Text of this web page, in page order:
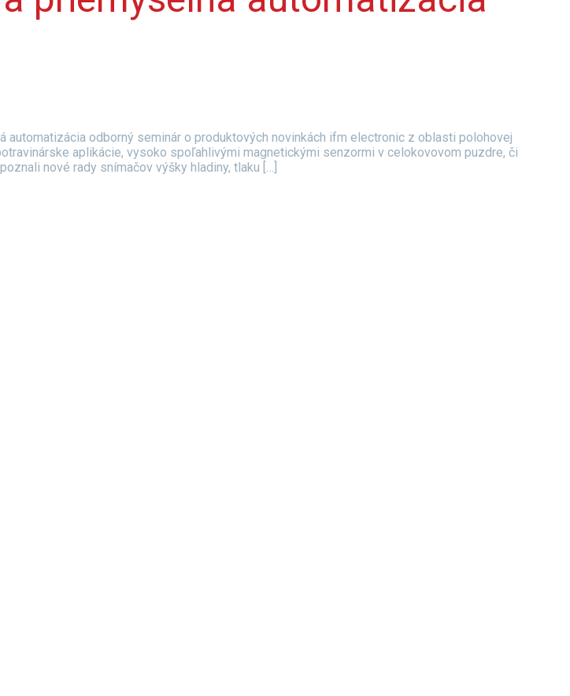
odborný seminár o produktových novinkách ifm electronic z oblasti polohovej
aplikácie, vysoko spoľahlivými magnetickými senzormi v celokovovom puzdre, či
nové rady snímačov výšky hladiny, tlaku […]